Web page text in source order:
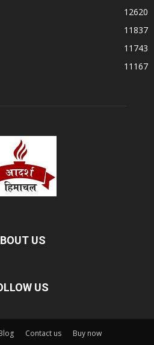
12620
11837
11743
11167
US
US
Contact us Buy now